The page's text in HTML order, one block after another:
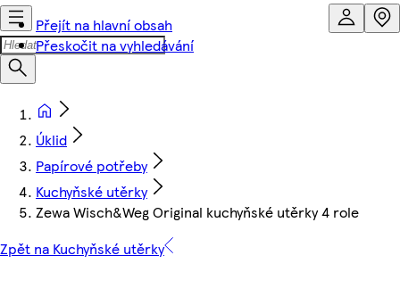
Přejít na hlavní obsah
Přeskočit na vyhledávání
Úklid
Papírové potřeby
Kuchyňské utěrky
Zewa Wisch&Weg Original kuchyňské utěrky 4 role
Zpět na Kuchyňské utěrky